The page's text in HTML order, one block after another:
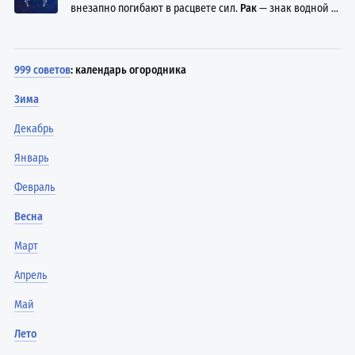
внезапно погибают в расцвете сил. Рак— знак водной ...
999 советов: календарь огородника
Зима
Декабрь
Январь
Февраль
Весна
Март
Апрель
Май
Лето